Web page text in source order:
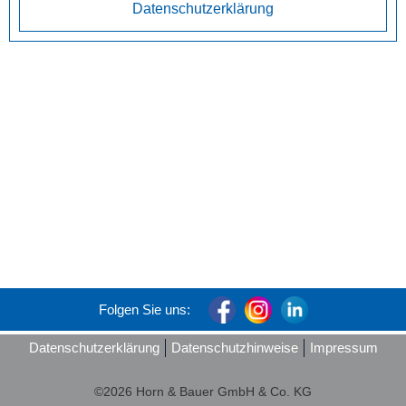
Datenschutzerklärung
Datenschutzerklärung Datenschutzhinweise Impressum
Folgen Sie uns:
©2026 Horn & Bauer GmbH & Co. KG